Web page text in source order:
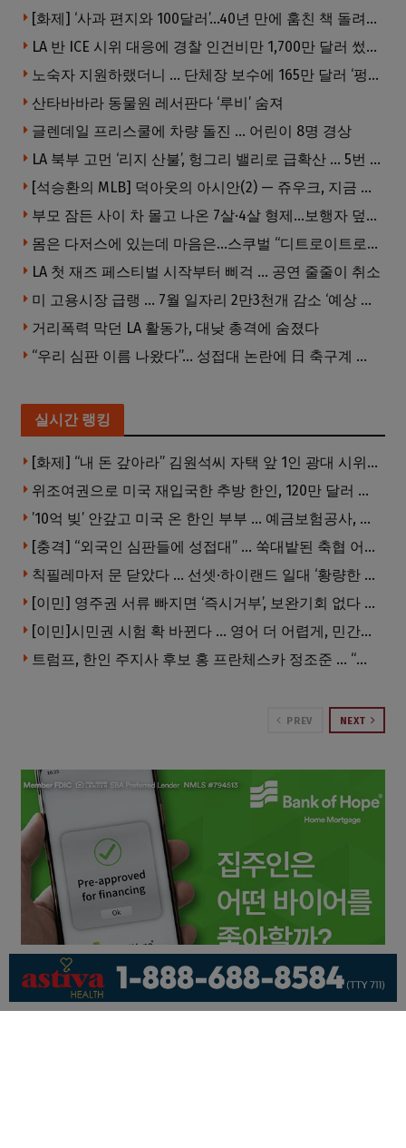
[화제] ‘사과 편지와 100달러’…40년 만에 훔친 책 돌려준 절도범
LA 반 ICE 시위 대응에 경찰 인건비만 1,700만 달러 썼다.
노숙자 지원하랬더니 … 단체장 보수에 165만 달러 ‘펑펑’
산타바바라 동물원 레서판다 ‘루비’ 숨져
글렌데일 프리스쿨에 차량 돌진 … 어린이 8명 경상
LA 북부 고먼 ‘리지 산불’, 헝그리 밸리로 급확산 … 5번 Fwy 양방향 전면 폐쇄
[석승환의 MLB] 덕아웃의 아시안(2) — 쥬우크, 지금 괜찮아요?
부모 잠든 사이 차 몰고 나온 7살·4살 형제…보행자 덮쳐 중태
몸은 다저스에 있는데 마음은…스쿠벌 “디트로이트로 돌아가고파”
LA 첫 재즈 페스티벌 시작부터 삐걱 … 공연 줄줄이 취소
미 고용시장 급랭 … 7월 일자리 2만3천개 감소 ‘예상 밖 쇼크’
거리폭력 막던 LA 활동가, 대낮 총격에 숨졌다
“우리 심판 이름 나왔다”… 성접대 논란에 日 축구계 발칵
실시간 랭킹
[화제] “내 돈 갚아라” 김원석씨 자택 앞 1인 광대 시위 … 한인 투자사, “108만 달러 못받아”
위조여권으로 미국 재입국한 추방 한인, 120만 달러 은행 사기 행각
’10억 빚’ 안갚고 미국 온 한인 부부 … 예금보험공사, 미국서 소송
[충격] “외국인 심판들에 성접대” … 쑥대밭된 축협 어디까지 추락하나
칙필레마저 문 닫았다 … 선셋·하이랜드 일대 ‘황량한 거리’로
[이민] 영주권 서류 빠지면 ‘즉시거부’, 보완기회 없다 … 이민심사 8월부터 확 바뀐다
[이민]시민권 시험 확 바뀐다 … 영어 더 어렵게, 민간시험 도입 추진
트럼프, 한인 주지사 후보 홍 프란체스카 정조준 … “미치광이다”
PREV NEXT